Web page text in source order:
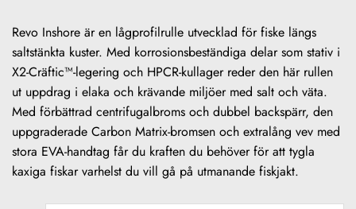
Revo Inshore är en lågprofilrulle utvecklad för fiske längs
saltstänkta kuster. Med korrosionsbeständiga delar som stativ i
X2-Cräftic™-legering och HPCR-kullager reder den här rullen
ut uppdrag i elaka och krävande miljöer med salt och väta.
Med förbättrad centrifugalbroms och dubbel backspärr, den
uppgraderade Carbon Matrix-bromsen och extralång vev med
stora EVA-handtag får du kraften du behöver för att tygla
kaxiga fiskar varhelst du vill gå på utmanande fiskjakt.